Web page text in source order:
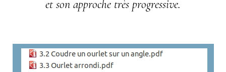
et son approche très progressive.